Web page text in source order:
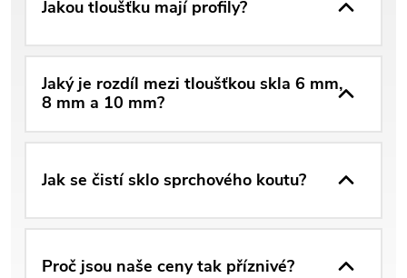
Jakou tloušťku mají profily?
Jaký je rozdíl mezi tloušťkou skla 6 mm,
8 mm a 10 mm?
Jak se čistí sklo sprchového koutu?
Proč jsou naše ceny tak příznivé?